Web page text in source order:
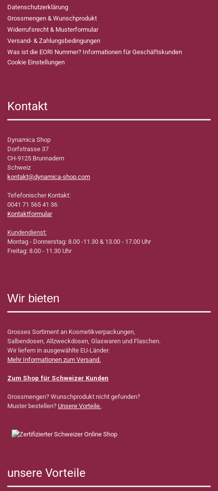
Datenschutzerklärung
Grossmengen & Wunschprodukt
Widerrufsrecht & Musterformular
Versand- & Zahlungsbedingungen
Was ist die EORI Nummer? Informationen für Geschäftskunden
Cookie Einstellungen
Kontakt
Dynamica Shop
Dorfstrasse 37
CH-9125 Brunnadern
Schweiz
kontakt@dynamica-shop.com
Tefefonischer Kontakt:
0041 71 565 41 36
Kontaktformular
Kundendienst:
Montag - Donnerstag: 8.00 -11.30 & 13.00 - 17.00 Uhr
Freitag: 8.00 - 11.30 Uhr
Wir bieten
Grosses Sortiment an Kosmetikverpackungen,
Salbendosen, Allzweckdosen, Glaswaren und Flaschen.
Wir liefern in ausgewählte EU-Länder.
Mehr Informationen zum Versand.
Zum Shop für Schweizer Kunden
Grossmengen? Wunschprodukt nicht gefunden?
Muster bestellen? Unsere Vorteile.
unsere Vorteile